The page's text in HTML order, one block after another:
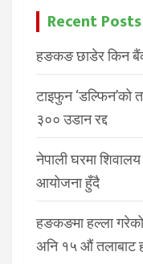
Recent Posts
हङकङ छाडेर किन
टाइफुन ‘डल्फिन’को
३०० उडान रद्द
नेपाली घरमा
आयोजना हुँदै
हङकङमा हल्ला
अनि १५ औं तलाबाट